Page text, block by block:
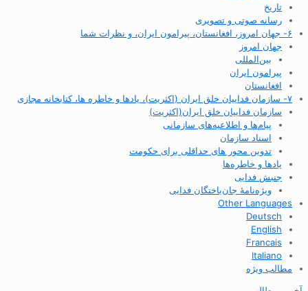
تاریخ
رسانه صوتی و تصویری
۶- جهان امروز، افغانستان، پیرامون ایران، و نظرات شما
جهان امروز
بین‌المللی
پیرامون ایران
افغانستان
۷- سازمان فداییان خلق ایران (اکثریت)، یادها و خاطره ها، کتابخانه مجازی
سازمان فداییان خلق ایران(اکثریت)
پیام‌ها و اطلاعیه‌های سازمانی
اسناد سازمان
تدوین محور های حداقلی برای حکومت
یادها و خاطره‌ها
جنبش فدایی
ویژه‌نامهٔ جان‌باختگان فدایی
Other Languages
Deutsch
English
Francais
Italiano
مطالب ویژه